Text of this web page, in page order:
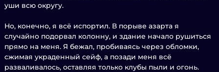
уши всю округу.
Но, конечно, я всё испортил. В порыве азарта я
случайно подорвал колонну, и здание начало рушиться
прямо на меня. Я бежал, пробиваясь через обломки,
сжимая украденный сейф, а позади меня всё
разваливалось, оставляя только клубы пыли и огонь.